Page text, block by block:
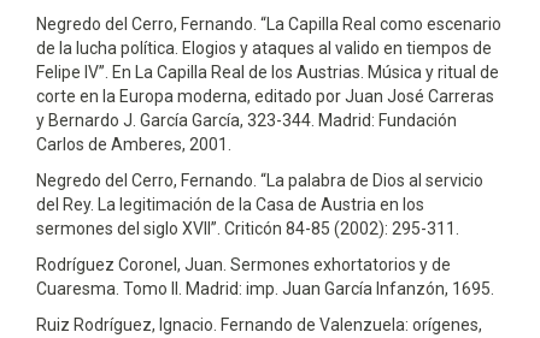
Negredo del Cerro, Fernando. “La Capilla Real como escenario
de la lucha política. Elogios y ataques al valido en tiempos de
Felipe IV”. En La Capilla Real de los Austrias. Música y ritual de
corte en la Europa moderna, editado por Juan José Carreras
y Bernardo J. García García, 323-344. Madrid: Fundación
Carlos de Amberes, 2001.
Negredo del Cerro, Fernando. “La palabra de Dios al servicio
del Rey. La legitimación de la Casa de Austria en los
sermones del siglo XVII”. Criticón 84-85 (2002): 295-311.
Rodríguez Coronel, Juan. Sermones exhortatorios y de
Cuaresma. Tomo II. Madrid: imp. Juan García Infanzón, 1695.
Ruiz Rodríguez, Ignacio. Fernando de Valenzuela: orígenes,